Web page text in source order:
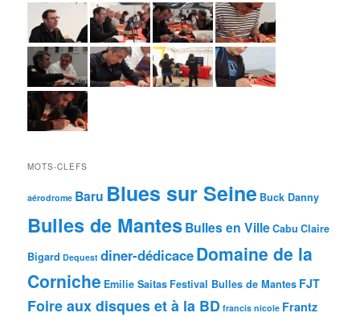
MOTS-CLEFS
aérodrome Baru Blues sur Seine Buck Danny
Bulles de MantesBulles en VilleCabu Claire
Bigard Dequest diner-dédicaceDomaine de la
Corniche Emilie Saitas Festival Bulles de Mantes FJT
Foire aux disques et à la BD francis nicole Frantz